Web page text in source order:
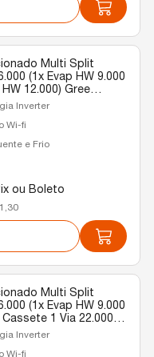
Multi Split
(1x Evap HW 9.000
12.000) Gree
R-32 220v
Inverter
Wi-fi
e Frio
ou Boleto
Multi Split
(1x Evap HW 9.000
Cassete 1 Via 22.000)
Frio R-32 220v
Inverter
Wi-fi